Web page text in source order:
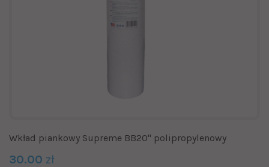
Wkład piankowy Supreme BB20" polipropylenowy
30.00 zł